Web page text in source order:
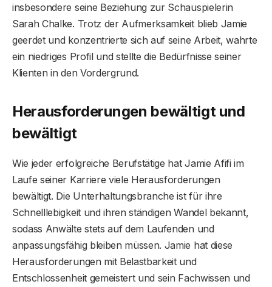
insbesondere seine Beziehung zur Schauspielerin
Sarah Chalke. Trotz der Aufmerksamkeit blieb Jamie
geerdet und konzentrierte sich auf seine Arbeit, wahrte
ein niedriges Profil und stellte die Bedürfnisse seiner
Klienten in den Vordergrund.
Herausforderungen bewältigt und
bewältigt
Wie jeder erfolgreiche Berufstätige hat Jamie Afifi im
Laufe seiner Karriere viele Herausforderungen
bewältigt. Die Unterhaltungsbranche ist für ihre
Schnelllebigkeit und ihren ständigen Wandel bekannt,
sodass Anwälte stets auf dem Laufenden und
anpassungsfähig bleiben müssen. Jamie hat diese
Herausforderungen mit Belastbarkeit und
Entschlossenheit gemeistert und sein Fachwissen und